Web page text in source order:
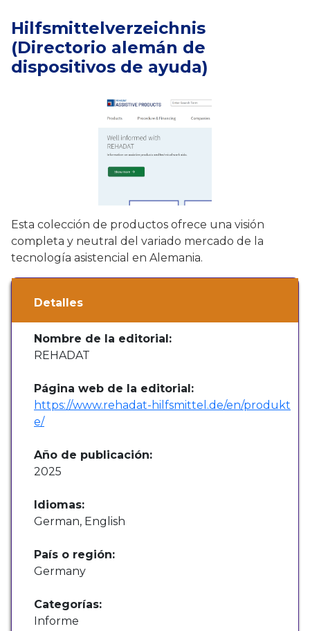
Hilfsmittelverzeichnis
(Directorio alemán de
dispositivos de ayuda)
Esta colección de productos ofrece una visión
completa y neutral del variado mercado de la
tecnología asistencial en Alemania.
Detalles
Nombre de la editorial:
REHADAT
Página web de la editorial:
https://www.rehadat-hilfsmittel.de/en/produkt
e/
Año de publicación:
2025
Idiomas:
German, English
País o región:
Germany
Categorías:
Informe